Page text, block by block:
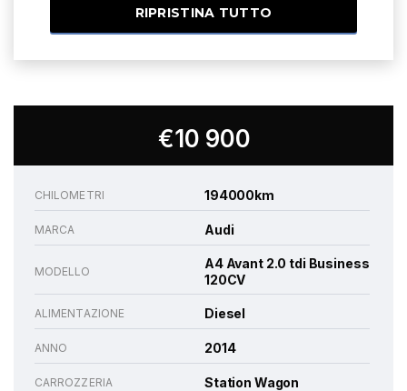
RIPRISTINA TUTTO
€10 900
CHILOMETRI 194000km
MARCA Audi
MODELLO
A4 Avant 2.0 tdi Business
120CV
ALIMENTAZIONE Diesel
ANNO 2014
CARROZZERIA Station Wagon